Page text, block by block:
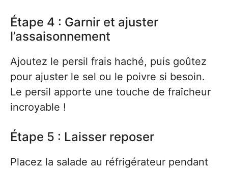
Étape 4 : Garnir et ajuster
l’assaisonnement
Ajoutez le persil frais haché, puis goûtez
pour ajuster le sel ou le poivre si besoin.
Le persil apporte une touche de fraîcheur
incroyable !
Étape 5 : Laisser reposer
Placez la salade au réfrigérateur pendant